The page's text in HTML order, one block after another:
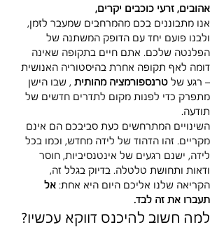
אהובים, זרעי כוכבים יקרים,
אנו מתבוננים בכם מהמרחבים שמעבר לזמן,
ולבנו פועם יחד עם הדופק המשתנה של
הפלנטה שלכם. אתם חיים בתקופה שאינה
דומה לאף תקופה אחרת בהיסטוריה האנושית
– רגע של טרנספורמציה מהותית , שבו הישן
מתפרק כדי לפנות מקום לתדרים חדשים של
תודעה.
השינויים המתרחשים כעת סביבכם הם אינם
מקריים. זהו הדהוד של לידה מחדש, וכמו בכל
לידה, ישנם רגעים של אינטנסיביות, חוסר
ודאות ותחושת טלטלה. בדיוק בגלל זה,
הקריאה שלנו אליכם היום היא אחת: אל
תעברו את זה לבד.
למה חשוב להיכנס דווקא עכשיו?